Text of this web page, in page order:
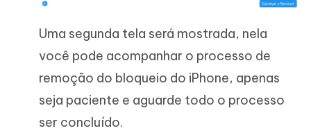
Uma segunda tela será mostrada, nela
você pode acompanhar o processo de
remoção do bloqueio do iPhone, apenas
seja paciente e aguarde todo o processo
ser concluído.